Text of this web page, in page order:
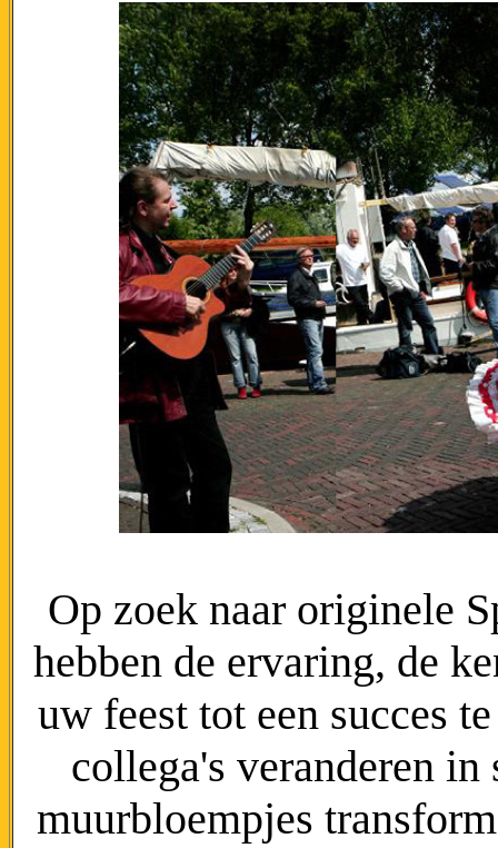
Op zoek naar originele
hebben de ervaring, de
uw feest tot een succes
collega's veranderen in
muurbloempjes